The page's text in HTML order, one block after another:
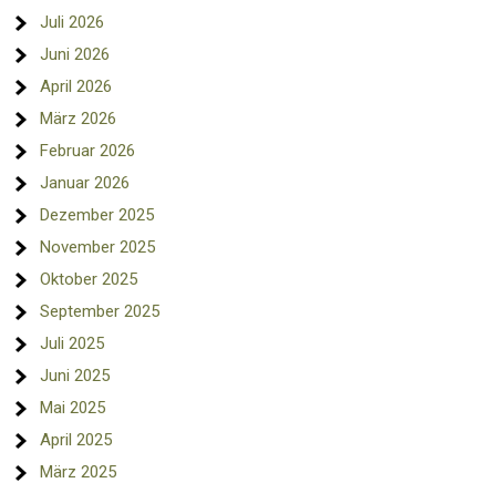
Juli 2026
Juni 2026
April 2026
März 2026
Februar 2026
Januar 2026
Dezember 2025
November 2025
Oktober 2025
September 2025
Juli 2025
Juni 2025
Mai 2025
April 2025
März 2025